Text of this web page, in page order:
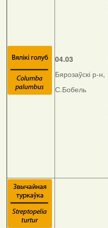
04.03
Бярозаўскі р-н,
С.Бобель